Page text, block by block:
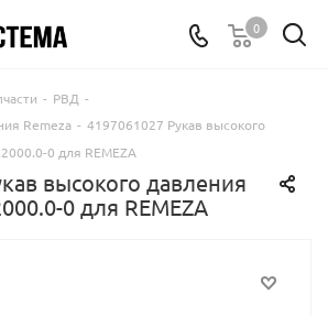
0
- РВД -
Remeza - 4197061027 Рукав высокого
0 для REMEZA
высокого давления
0 для REMEZA